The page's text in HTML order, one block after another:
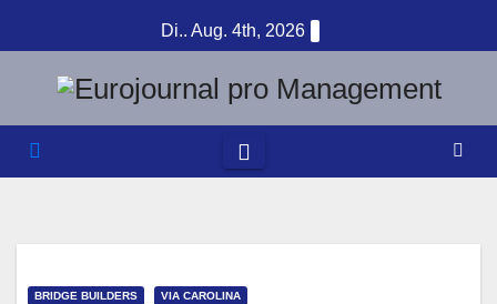
Inhalt
springen
Di.. Aug. 4th, 2026
BRIDGE BUILDERS VIA CAROLINA